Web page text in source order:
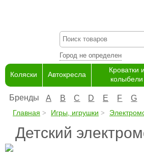
Город не определен
Коляски Автокресла
Кроватки и
колыбели
Бренды A B C D E F G
Главная Игры, игрушки
Детский